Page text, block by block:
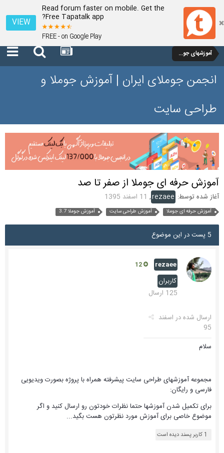
Read forum faster on mobile. Get the
Free Tapatalk app?
FREE - on Google Play
VIEW
آموزشهای جوملا 3 تا 3.9
انجمن جوملای ایران | آموزش جوملا و
طراحی سایت
آموزش حرفه ای جوملا از صفر تا صد
آغاز شده توسط: rezaee
, 11 اسفند 1395
آموزش حرفه ای جوملا آموزش طراحی سایت آموزش جوملا 3.7
5 پست در این موضوع
rezaee
کاربران
125 ارسال
ارسال شده در اسفند
95
سلام
مجموعه آموزشهای طراحی سایت پیشرفته همراه با پروژه بصورت ویدیویی
فارسی و رایگان:
برای تکمیل شدن آموزشها حتما نظرات خودتون رو ارسال کنید و اگر
موضوع خاصی برای آموزش مورد نظرتون هست بگید...
1 کاربر پسند دیده است